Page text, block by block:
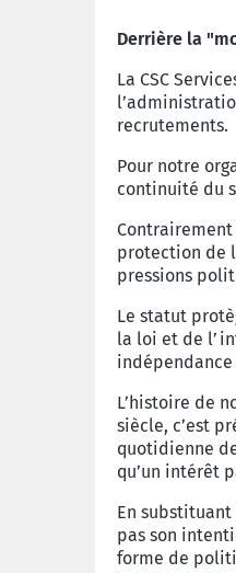
Derrière la
La CSC
recrutements.
Pour notre
continuité du
protection de
pressions
Le statut
la loi et de
L’histoire de
siècle, c’est
quotidienne
qu’un intérêt
En
pas son
forme de